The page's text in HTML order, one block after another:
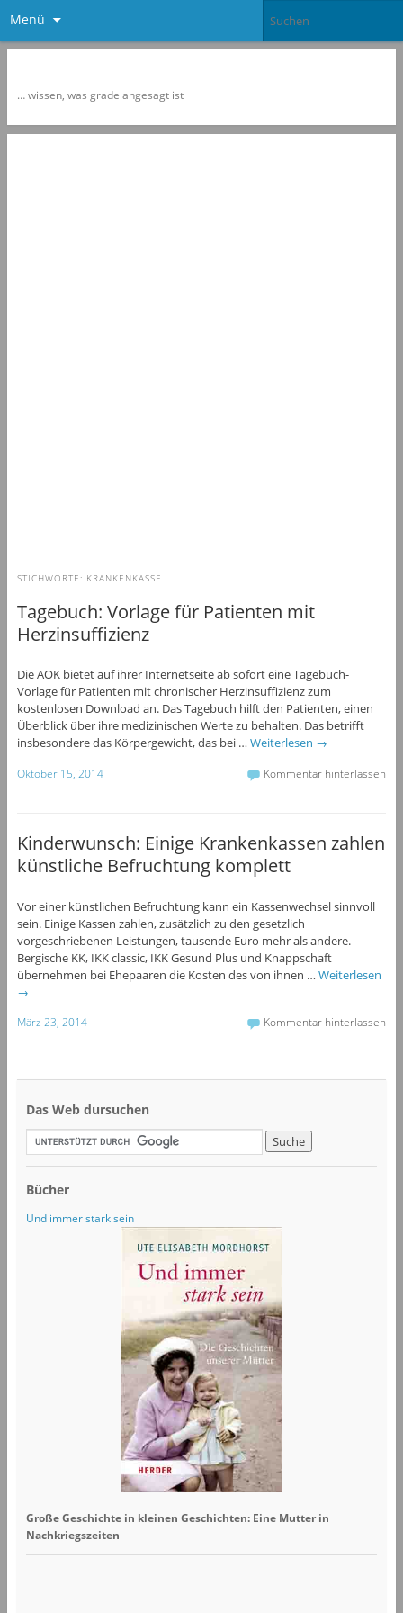
Menü
… wissen, was grade angesagt ist
STICHWORTE: KRANKENKASSE
Tagebuch: Vorlage für Patienten mit
Herzinsuffizienz
Die AOK bietet auf ihrer Internetseite ab sofort eine Tagebuch-
Vorlage für Patienten mit chronischer Herzinsuffizienz zum
kostenlosen Download an. Das Tagebuch hilft den Patienten, einen
Überblick über ihre medizinischen Werte zu behalten. Das betrifft
insbesondere das Körpergewicht, das bei … Weiterlesen →
Oktober 15, 2014 Kommentar hinterlassen
Kinderwunsch: Einige Krankenkassen zahlen
künstliche Befruchtung komplett
Vor einer künstlichen Befruchtung kann ein Kassenwechsel sinnvoll
sein. Einige Kassen zahlen, zusätzlich zu den gesetzlich
vorgeschriebenen Leistungen, tausende Euro mehr als andere.
Bergische KK, IKK classic, IKK Gesund Plus und Knappschaft
übernehmen bei Ehepaaren die Kosten des von ihnen … Weiterlesen
→
März 23, 2014 Kommentar hinterlassen
Das Web dursuchen
Bücher
Und immer stark sein
Große Geschichte in kleinen Geschichten: Eine Mutter in
Nachkriegszeiten